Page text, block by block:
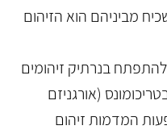
מביניהם הוא הזיהום
בנרתיק זיהומים
(אורגניזם
המדמות זיהום